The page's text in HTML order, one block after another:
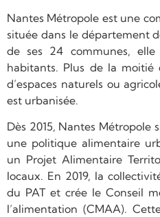
Nantes Métropole est une
située dans le département
de ses 24 communes,
habitants. Plus de la
d’espaces naturels ou
est urbanisée.
Dès 2015, Nantes Métropole
une politique alimentaire
un Projet Alimentaire
locaux. En 2019, la
du PAT et crée le Conseil
l’alimentation (CMAA).